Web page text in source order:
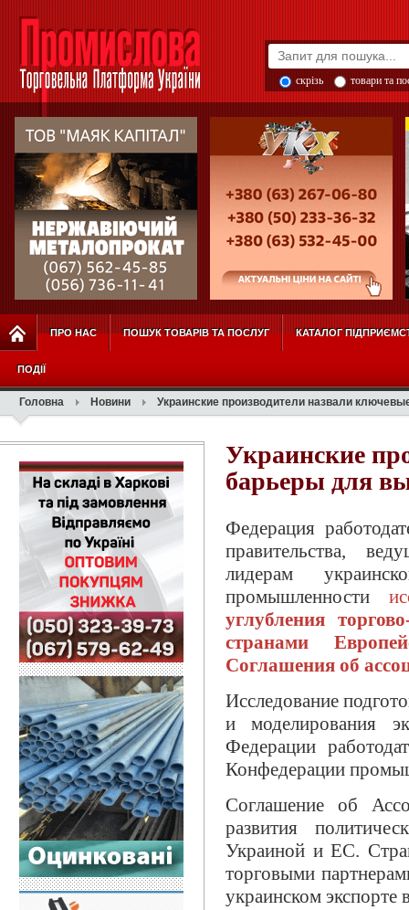
скрізь товари та
ПРО НАС ПОШУК ТОВАРІВ ТА ПОСЛУГ КАТАЛОГ
ПОДІЇ
Головна Новини Украинские производители назвали
Украинские
барьеры для
Федерация
правительства,
лидерам
промышленности
углубления
странами
Соглашения об
Исследование
и моделирования
Федерации
Конфедерации
Соглашение об
развития
Украиной и ЕС.
торговыми
украинском экспорте